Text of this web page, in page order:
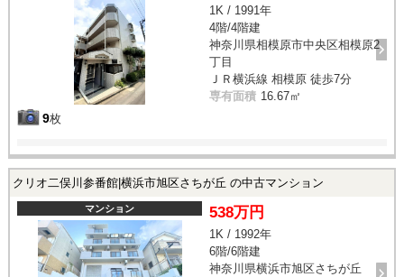
9枚
1K / 1991年
4階/4階建
神奈川県相模原市中央区相模原2
丁目
ＪＲ横浜線 相模原 徒歩7分
専有面積 16.67㎡
クリオ二俣川参番館|横浜市旭区さちが丘 の中古マンション
マンション 538万円
1K / 1992年
6階/6階建
神奈川県横浜市旭区さちが丘